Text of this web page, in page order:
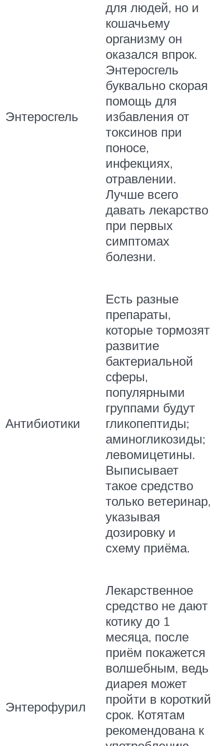
Энтеросгель
для людей, но и
кошачьему
организму он
оказался впрок.
Энтеросгель
буквально скорая
помощь для
избавления от
токсинов при
поносе,
инфекциях,
отравлении.
Лучше всего
давать лекарство
при первых
симптомах
болезни.
Антибиотики
Есть разные
препараты,
которые тормозят
развитие
бактериальной
сферы,
популярными
группами будут
гликопептиды;
аминогликозиды;
левомицетины.
Выписывает
такое средство
только ветеринар,
указывая
дозировку и
схему приёма.
Энтерофурил
Лекарственное
средство не дают
котику до 1
месяца, после
приём покажется
волшебным, ведь
диарея может
пройти в короткий
срок. Котятам
рекомендована к